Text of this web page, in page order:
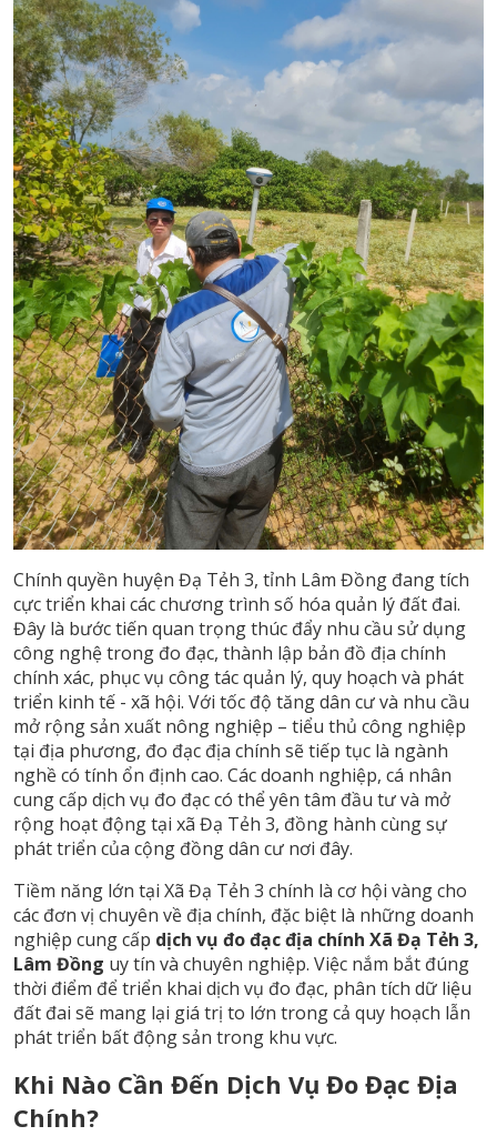
Chính quyền huyện Đạ Tẻh 3, tỉnh Lâm Đồng đang tích
cực triển khai các chương trình số hóa quản lý đất đai.
Đây là bước tiến quan trọng thúc đẩy nhu cầu sử dụng
công nghệ trong đo đạc, thành lập bản đồ địa chính
chính xác, phục vụ công tác quản lý, quy hoạch và phát
triển kinh tế - xã hội. Với tốc độ tăng dân cư và nhu cầu
mở rộng sản xuất nông nghiệp – tiểu thủ công nghiệp
tại địa phương, đo đạc địa chính sẽ tiếp tục là ngành
nghề có tính ổn định cao. Các doanh nghiệp, cá nhân
cung cấp dịch vụ đo đạc có thể yên tâm đầu tư và mở
rộng hoạt động tại xã Đạ Tẻh 3, đồng hành cùng sự
phát triển của cộng đồng dân cư nơi đây.
Tiềm năng lớn tại Xã Đạ Tẻh 3 chính là cơ hội vàng cho
các đơn vị chuyên về địa chính, đặc biệt là những doanh
nghiệp cung cấp dịch vụ đo đạc địa chính Xã Đạ Tẻh 3,
Lâm Đồng uy tín và chuyên nghiệp. Việc nắm bắt đúng
thời điểm để triển khai dịch vụ đo đạc, phân tích dữ liệu
đất đai sẽ mang lại giá trị to lớn trong cả quy hoạch lẫn
phát triển bất động sản trong khu vực.
Khi Nào Cần Đến Dịch Vụ Đo Đạc Địa
Chính?